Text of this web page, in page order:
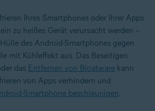
Ihres Smartphones oder Ihrer Apps
zu heißes Gerät verursacht werden –
des Android-Smartphones gegen
mit Kühleffekt aus. Das Beseitigen
das Entfernen von Bloatware kann
von Apps verhindern und
Smartphone beschleunigen .